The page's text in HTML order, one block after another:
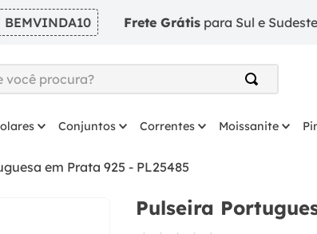
Frete Grátispara Sul e Sudeste em
procura?
Conjuntos Correntes Moissanite
em Prata 925 - PL25485
Pulseira